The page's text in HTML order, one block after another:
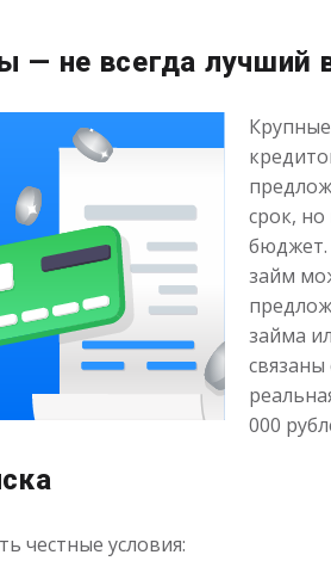
— не всегда лучший
срок,
бюджет.
займ
займа
000
честные условия: